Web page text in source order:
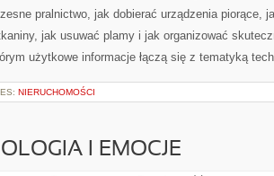
pralnictwo, jak dobierać urządzenia
jak usuwać plamy i jak organizować
użytkowe informacje łączą się z tematyką
NIERUCHOMOŚCI
I EMOCJE